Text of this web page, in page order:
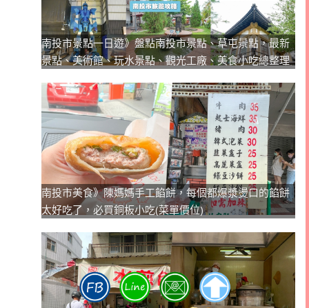
南投市景點一日遊》盤點南投市景點、草屯景點，最新
景點、美術館、玩水景點、觀光工廠、美食小吃總整理
南投市美食》陳媽媽手工餡餅，每個都爆漿燙口的餡餅
太好吃了，必買銅板小吃(菜單價位)